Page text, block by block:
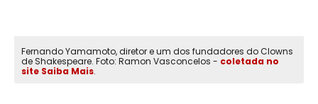
Fernando Yamamoto, diretor e um dos fundadores do Clowns
de Shakespeare. Foto: Ramon Vasconcelos - coletada no
site Saiba Mais.